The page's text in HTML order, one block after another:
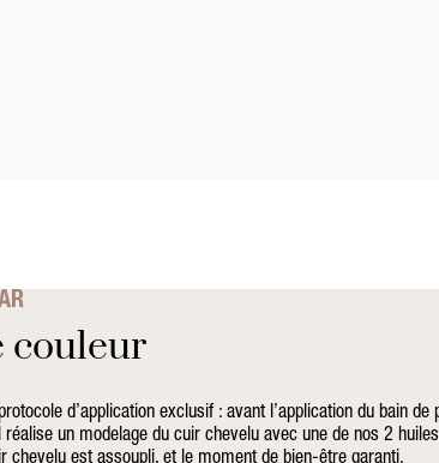
couleur
d’application exclusif : avant l’application du bain de
un modelage du cuir chevelu avec une de nos 2 huiles
chevelu est assoupli, et le moment de bien-être garanti.